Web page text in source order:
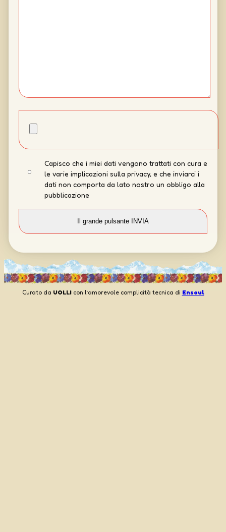
Capisco che i miei dati vengono trattati con cura e
le varie implicazioni sulla privacy, e che inviarci i
dati non comporta da lato nostro un obbligo alla
pubblicazione
Curato da UOLLIcon l’amorevole complicità tecnica di Ensoul